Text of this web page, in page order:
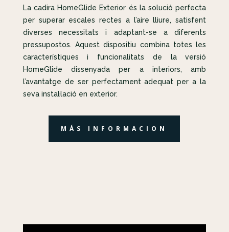
La cadira HomeGlide Exterior és la solució perfecta
per superar escales rectes a l’aire lliure, satisfent
diverses necessitats i adaptant-se a diferents
pressupostos. Aquest dispositiu combina totes les
característiques i funcionalitats de la versió
HomeGlide dissenyada per a interiors, amb
l’avantatge de ser perfectament adequat per a la
seva instal·lació en exterior.
MÁS INFORMACION